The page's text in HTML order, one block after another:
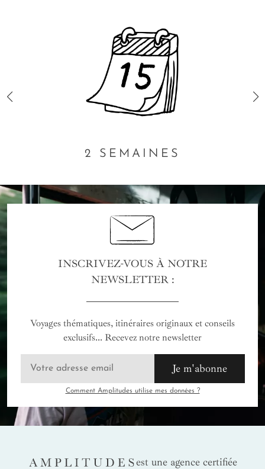
2 SEMAINES
INSCRIVEZ-VOUS À NOTRE
NEWSLETTER :
Voyages thématiques, itinéraires originaux et conseils
exclusifs... Recevez notre newsletter
Je m'abonne
Comment Amplitudes utilise mes données ?
AMPLITUDES
est une agence certifiée